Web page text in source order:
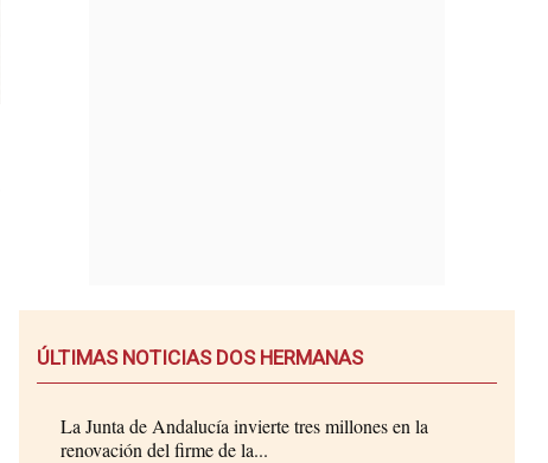
ÚLTIMAS NOTICIAS DOS HERMANAS
La Junta de Andalucía invierte tres millones en la
renovación del firme de la...